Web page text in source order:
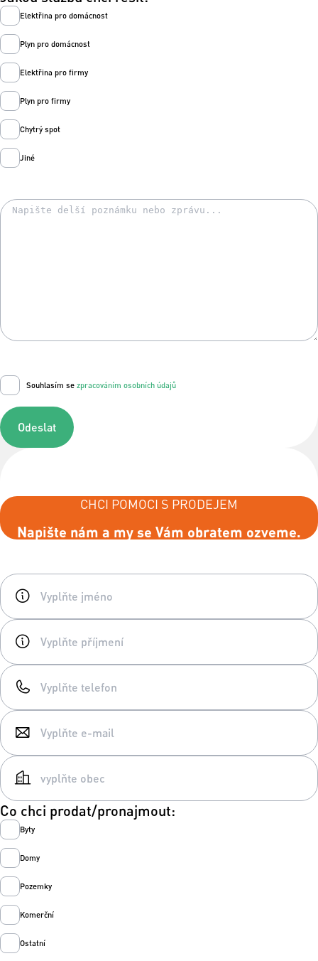
Elektřina pro domácnost
Plyn pro domácnost
Elektřina pro firmy
Plyn pro firmy
Chytrý spot
Jiné
Souhlasím se zpracováním osobních údajů
Odeslat
CHCI POMOCI S PRODEJEM
Napište nám a my se Vám obratem ozveme.
Co chci prodat/pronajmout:
Byty
Domy
Pozemky
Komerční
Ostatní